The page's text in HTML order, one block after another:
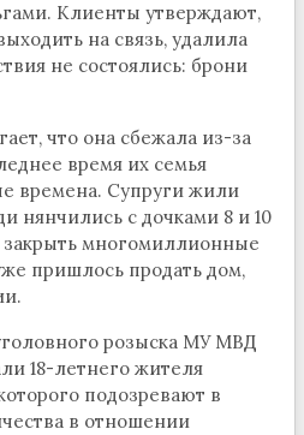
Клиенты утверждают,
на связь, удалила
не состоялись: брони
что она сбежала из-за
время их семья
времена. Супруги жили
нянчились с дочками 8 и 10
закрыть многомиллионные
пришлось продать дом,
розыска МУ МВД
18-летнего жителя
подозревают в
в отношении